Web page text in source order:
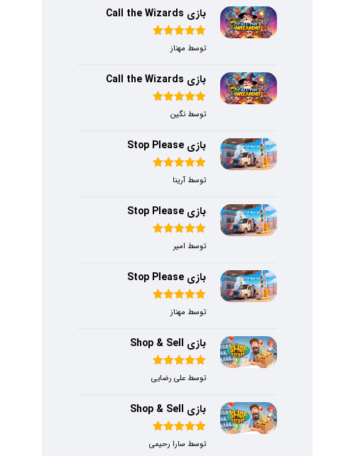
بازی Call the Wizards
امتیاز۵از
۵
توسط مهناز
بازی Call the Wizards
امتیاز
۵
توسط نگین
بازی Stop Please
امتیاز ۵
۵
توسط آرینا
بازی Stop Please
امتیاز
۵
توسط امیر
بازی Stop Please
امتیاز۵از
۵
توسط مهناز
بازی Shop & Sell
امتیاز
از
۵
توسط علی رضایی
بازی Shop & Sell
امتیاز ۵از
۵
توسط سارا رحیمی